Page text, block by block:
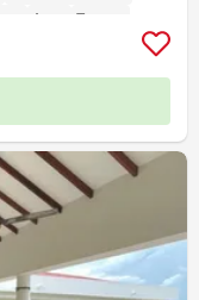
Agua
Terraza
Sauna
de tenis